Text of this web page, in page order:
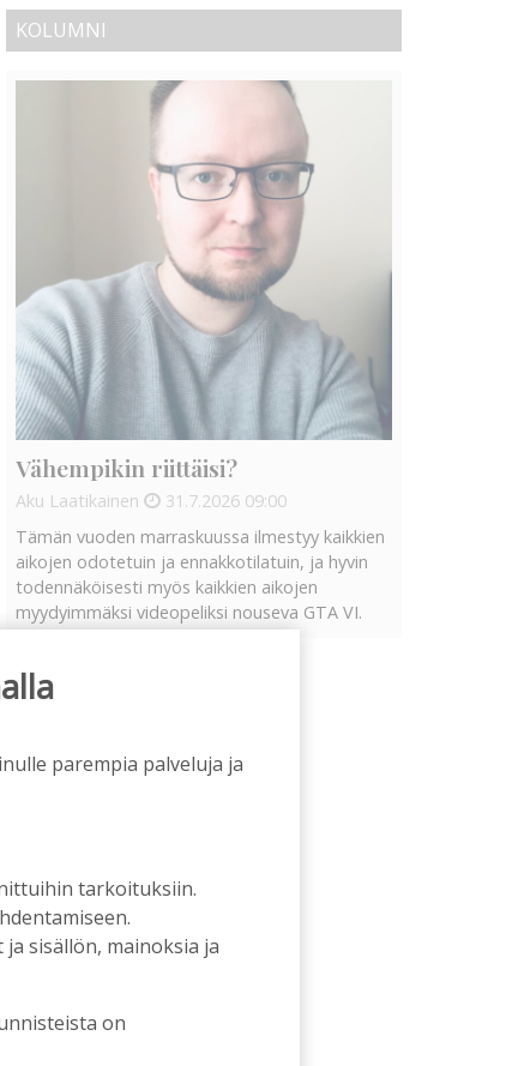
KOLUMNI
Vähempikin riittäisi?
Aku Laatikainen 31.7.2026 09:00
Tämän vuoden marraskuussa ilmestyy kaikkien
aikojen odotetuin ja ennakkotilatuin, ja hyvin
todennäköisesti myös kaikkien aikojen
myydyimmäksi videopeliksi nouseva GTA VI.
parempia palveluja ja
tarkoituksiin.
sisällön, mainoksia ja
on